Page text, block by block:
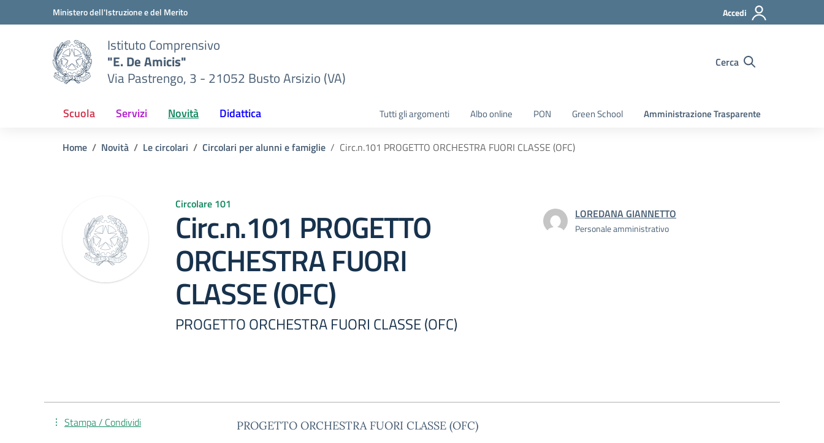
Vai ai contenuti
Vai al menu di navigazioneMinistero dell'Istruzione e del Merito Accedi
Istituto Comprensivo
"E. De Amicis"
Via Pastrengo, 3 - 21052 Busto Arsizio (VA)
Cerca
Scuola Servizi Novità Didattica Tutti gli argomenti Albo online PON Green School Amministrazione Trasparente
Home Novità Le circolari Circolari per alunni e famiglie Circ.n.101 PROGETTO ORCHESTRA FUORI CLASSE (OFC)
Circolare 101
Circ.n.101 PROGETTO
ORCHESTRA FUORI
CLASSE (OFC)
PROGETTO ORCHESTRA FUORI CLASSE (OFC)
LOREDANA GIANNETTO
Personale amministrativo
PROGETTO ORCHESTRA FUORI CLASSE (OFC)
Stampa / Condividi